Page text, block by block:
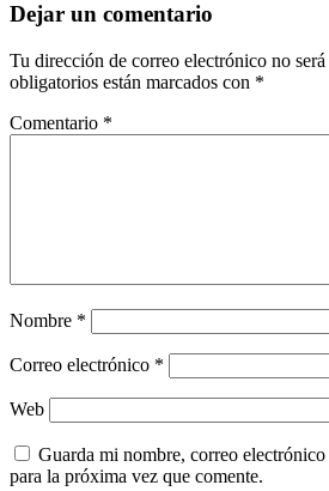
Dejar un comentario
Tu dirección de correo electrónico no
obligatorios están marcados con *
Comentario *
Nombre *
Correo electrónico *
Web
Guarda mi nombre, correo
para la próxima vez que comente.